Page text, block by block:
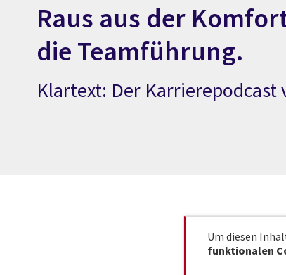
Raus aus der
die Teamführung.
Klartext: Der Karrierepodcast
Um diesen
funktionalen